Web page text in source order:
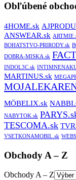
Obľúbené
4HOME.sk
ANSWEAR.sk
BOHATSTVO-PRIRODY.sk
DOBRA-MISKA.sk
INDOL3C.sk
MARTINUS.sk
MÖBELIX.sk
NABYTOK.sk
TESCOMA.sk
VSETKONAMOBIL.sk
Obchody A – Z
Obchody A – Z